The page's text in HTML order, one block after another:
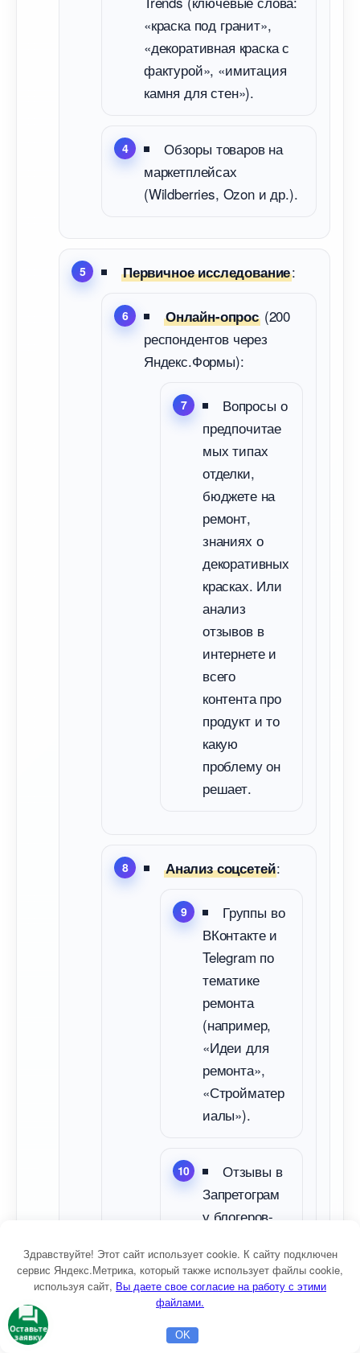
«краска под гранит»,
«декоративная краска с
фактурой», «имитация
камня для стен»).
Обзоры товаров на
маркетплейсах
(Wildberries, Ozon и др.).
Первичное исследование:
Онлайн-опрос(200
респондентов через
Яндекс.Формы):
опросы о
предпочитае
мых типах
отделки,
юджете на
ремонт,
знаниях о
декоративных
красках. Или
анализ
отзыво
интернете и
сего
контента про
продукт и то
какую
проблему он
решает.
Анализ соцсетей:
Группы во
Контакте и
Telegram по
тематике
ремонта
(например,
«Идеи для
ремонта»,
«Стройматер
иалы»).
Отзывы
Запретограм
у блогеров-
(например,
@remontnik,
@diy_home).
Здравствуйте! Этот сайт использует cookie. К сайту подключен
сервис Яндекс.Метрика, который также использует файлы cookie,
используя сайт, ы даете свое согласие на работу с этими
файлами.
OK
Оставьте
заявку